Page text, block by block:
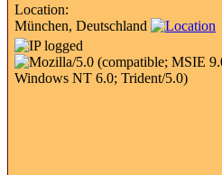
Location:
München, Deutschland